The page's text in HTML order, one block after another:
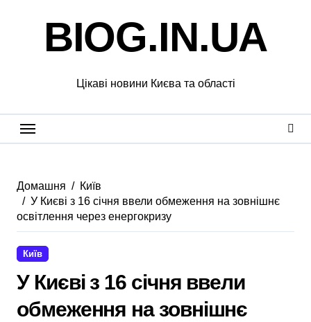
BIOG.IN.UA
Цікаві новини Києва та області
Домашня
Київ
У Києві з 16 січня ввели обмеження на зовнішнє
освітлення через енергокризу
Київ
У Києві з 16 січня ввели
обмеження на зовнішнє